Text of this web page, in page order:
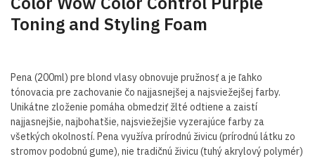
Toning and Styling Foam
Pena (200ml) pre blond vlasy obnovuje pružnosť a je ľahko
tónovacia pre zachovanie čo najjasnejšej a najsviežejšej farby.
Unikátne zloženie pomáha obmedziť žlté odtiene a zaistí
najjasnejšie, najbohatšie, najsviežejšie vyzerajúce farby za
všetkých okolností. Pena využíva prírodnú živicu (prírodnú látku zo
stromov podobnú gume), nie tradičnú živicu (tuhý akrylový polymér)